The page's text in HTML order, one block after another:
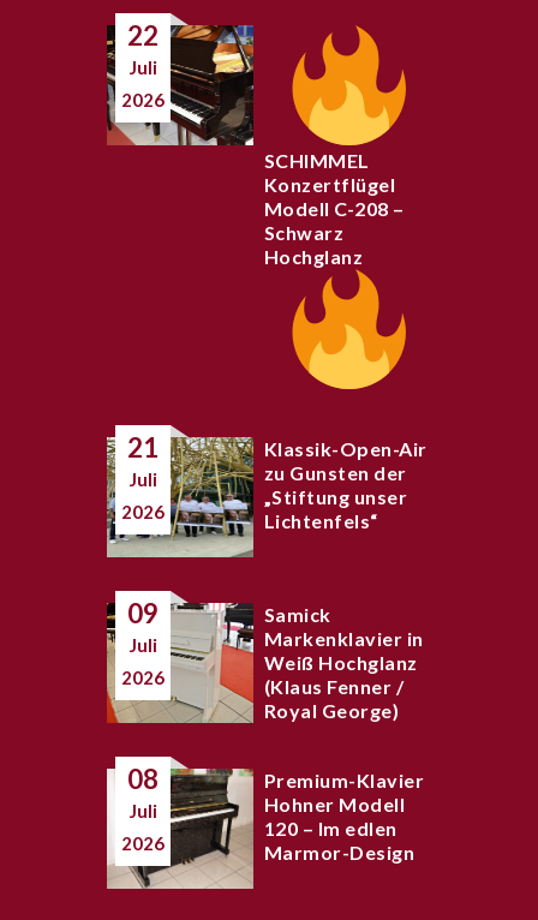
22
Juli
2026
SCHIMMEL
Konzertflügel
Modell C-208 –
Schwarz
Hochglanz
21
Juli
2026
Klassik-Open-Air
zu Gunsten der
„Stiftung unser
Lichtenfels“
09
Juli
2026
Samick
Markenklavier in
Weiß Hochglanz
(Klaus Fenner /
Royal George)
08
Juli
2026
Premium-Klavier
Hohner Modell
120 – Im edlen
Marmor-Design